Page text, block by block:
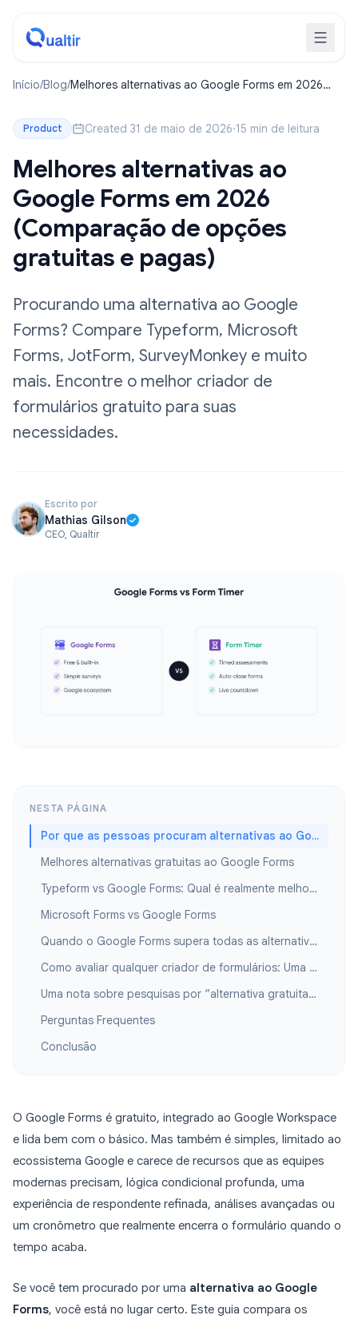
Início/Blog/Melhores alternativas ao Google Forms em 2026
Product Created 31 de maio de 2026·15 min de leitura
Melhores alternativas ao
Google Forms em 2026
(Comparação de opções
gratuitas e pagas)
Procurando uma alternativa ao Google
Forms? Compare Typeform, Microsoft
Forms, JotForm, SurveyMonkey e muito
mais. Encontre o melhor criador de
formulários gratuito para suas
necessidades.
Escrito por
Mathias Gilson
CEO, Qualtir
NESTA PÁGINA
Por que as pessoas procuram alternativas ao Google Forms
Melhores alternativas gratuitas ao Google Forms
Typeform vs Google Forms: Qual é realmente melhor?
Microsoft Forms vs Google Forms
Quando o Google Forms supera todas as alternativas
Como avaliar qualquer criador de formulários: Uma lista de verificação prática
Uma nota sobre pesquisas por “alternativa gratuita ao Google Forms”
Perguntas Frequentes
Conclusão
O Google Forms é gratuito, integrado ao Google Workspace
e lida bem com o básico. Mas também é simples, limitado ao
ecossistema Google e carece de recursos que as equipes
modernas precisam, lógica condicional profunda, uma
experiência de respondente refinada, análises avançadas ou
um cronômetro que realmente encerra o formulário quando o
tempo acaba.
Se você tem procurado por uma alternativa ao Google
Forms, você está no lugar certo. Este guia compara os